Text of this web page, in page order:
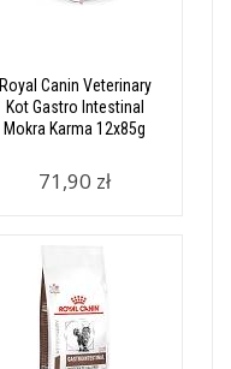
Royal Canin Veterinary
Kot Gastro Intestinal
Mokra Karma 12x85g
71,90 zł